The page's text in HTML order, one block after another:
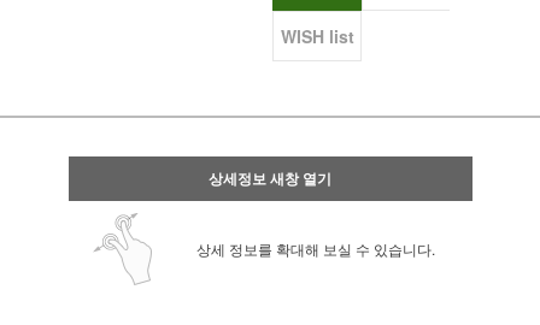
WISH list
상세정보 새창 열기
상세 정보를 확대해 보실 수 있습니다.